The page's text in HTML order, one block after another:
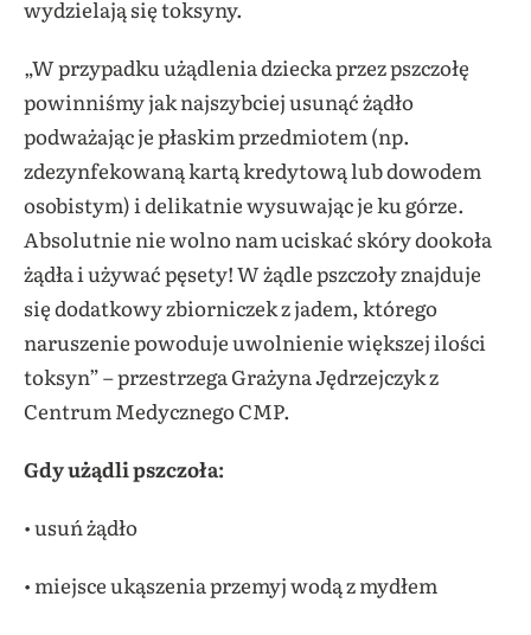
wydzielają się toksyny.
„W przypadku użądlenia dziecka przez pszczołę
powinniśmy jak najszybciej usunąć żądło
podważając je płaskim przedmiotem (np.
zdezynfekowaną kartą kredytową lub dowodem
osobistym) i delikatnie wysuwając je ku górze.
Absolutnie nie wolno nam uciskać skóry dookoła
żądła i używać pęsety! W żądle pszczoły znajduje
się dodatkowy zbiorniczek z jadem, którego
naruszenie powoduje uwolnienie większej ilości
toksyn” – przestrzega Grażyna Jędrzejczyk z
Centrum Medycznego CMP.
Gdy użądli pszczoła:
• usuń żądło
• miejsce ukąszenia przemyj wodą z mydłem